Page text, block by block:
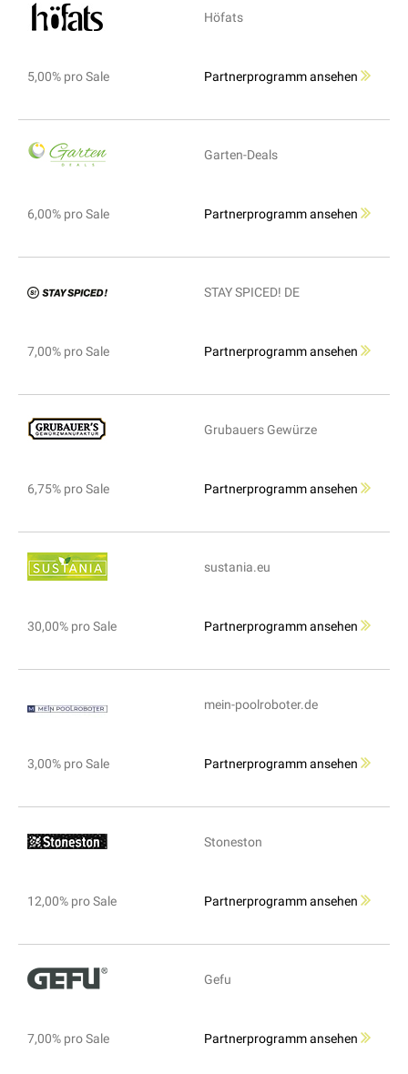
Höfats
5,00% pro Sale Partnerprogramm ansehen
Garten-Deals
6,00% pro Sale Partnerprogramm ansehen
STAY SPICED! DE
7,00% pro Sale Partnerprogramm ansehen
Grubauers Gewürze
6,75% pro Sale Partnerprogramm ansehen
sustania.eu
30,00% pro Sale Partnerprogramm ansehen
mein-poolroboter.de
3,00% pro Sale Partnerprogramm ansehen
Stoneston
12,00% pro Sale Partnerprogramm ansehen
Gefu
7,00% pro Sale Partnerprogramm ansehen